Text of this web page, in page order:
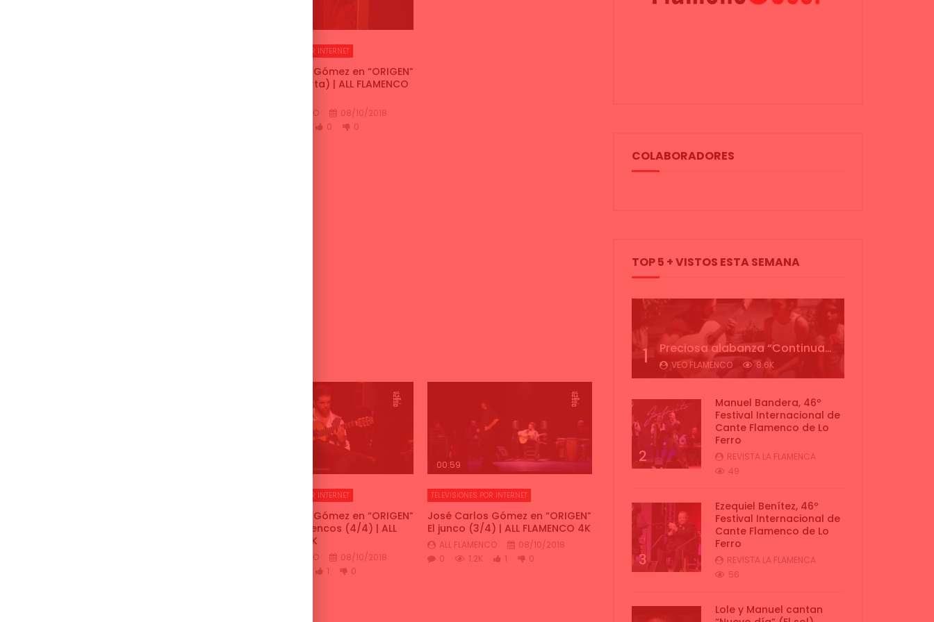
TELEVISIONES POR INTERNET
José Carlos Gómez en “ORIGEN”
(Versión Corta) | ALL FLAMENCO
ALL FLAMENCO
08/10/2018
0 0
TELEVISIONES POR INTERNET
José Carlos Gómez en “ORIGEN”
Ritmos flamencos (4/4) | ALL
FLAMENCO 4K
ALL FLAMENCO
08/10/2018
1 0
00:59
TELEVISIONES POR INTERNET
José Carlos Gómez en “ORIGEN”
El junco (3/4) | ALL FLAMENCO 4K
ALL FLAMENCO
08/10/2018
0
1.2K 1 0
COLABORADORES
TOP 5 + VISTOS ESTA SEMANA
1 Preciosa alabanza “Continua” cantada por ALBA CORTES acompañada de IVAN a la guitarra | VEOFLAMENCO
VEO FLAMENCO 8.6K
2
Manuel Bandera, 46º
Festival Internacional de
Cante Flamenco de Lo
Ferro
REVISTA LA FLAMENCA
49
3
Ezequiel Benítez, 46º
Festival Internacional de
Cante Flamenco de Lo
Ferro
REVISTA LA FLAMENCA
56
Lole y Manuel cantan